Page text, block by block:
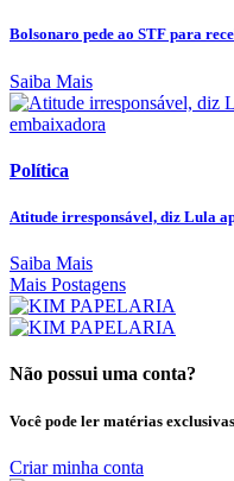
Bolsonaro pede ao STF para
Saiba Mais
Política
Atitude irresponsável, diz Lula
Saiba Mais
Mais Postagens
Não possui uma conta?
Você pode ler matérias
Criar minha conta